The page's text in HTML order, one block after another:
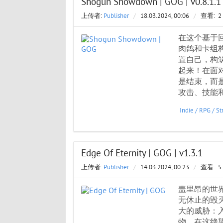
上传者: Publisher / 18.03.2024, 00:06 / 查看:
在这个基于
肉鸽和卡组
置自己，构
起来！在面
是结束，而
攻击、技能
Indie / RPG/
Edge Of Eternity | GOG | v1.3.1
上传者: Publisher / 14.03.2024, 00:23 / 查看:
盖里昂的世
无休止的毁
大的威胁：